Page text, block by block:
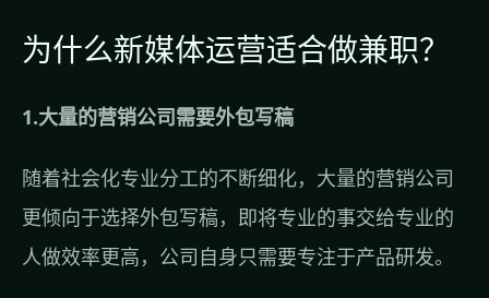
为什么新媒体运营适合做兼职？
1.大量的营销公司需要外包写稿
随着社会化专业分工的不断细化，大量的营销公司
更倾向于选择外包写稿，即将专业的事交给专业的
人做效率更高，公司自身只需要专注于产品研发。